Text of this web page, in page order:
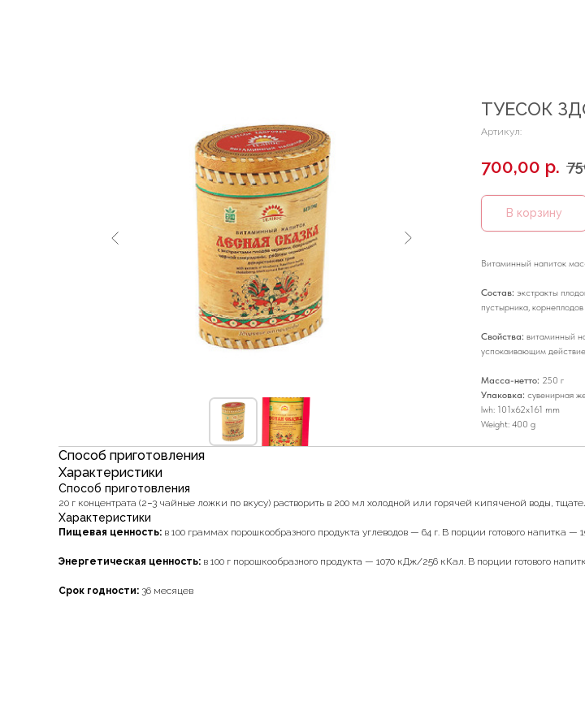
ТУЕСОК
Артикул:
700,00 р.
В корзину
Витаминный напиток
Состав: экстракты
пустырника,
Свойства: витаминный
успокаивающим
Масса-нетто: 250 г
Упаковка: сувенирная
lwh: 101x62x161 mm
Weight: 400 g
Способ приготовления
Характеристики
Способ приготовления
20 г концентрата (2−3 чайные ложки по вкусу) растворить в 200 мл холодной или горячей кипяченой воды,
Характеристики
Пищевая ценность: в 100 граммах порошкообразного продукта углеводов — 64 г. В порции готового напитка —
Энергетическая ценность: в 100 г порошкообразного продукта — 1070 кДж/256 кКал. В порции готового
Срок годности: 36 месяцев